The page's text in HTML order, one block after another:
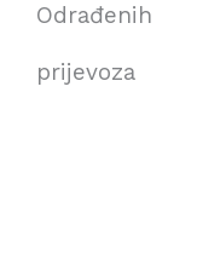
Odrađenih
prijevoza